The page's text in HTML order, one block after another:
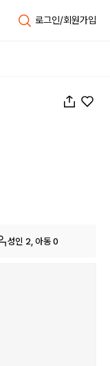
로그인/회원가입
성인 2, 아동 0